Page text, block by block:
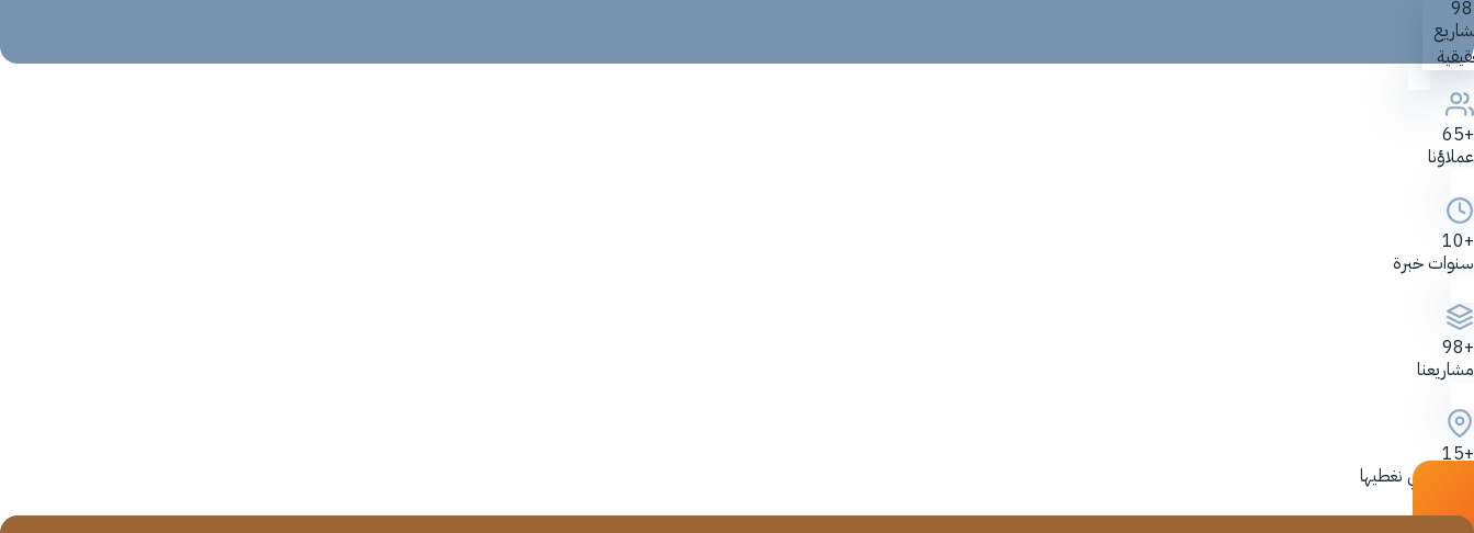
+65
عملاؤنا
+10
سنوات خبرة
+98
مشاريعنا
+15
المدن التي نغطيها